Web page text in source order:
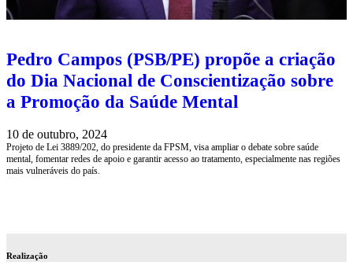
Pedro Campos (PSB/PE) propõe a criação
do Dia Nacional de Conscientização sobre
a Promoção da Saúde Mental
10 de outubro, 2024
Projeto de Lei 3889/202, do presidente da FPSM, visa ampliar o debate sobre saúde
mental, fomentar redes de apoio e garantir acesso ao tratamento, especialmente nas regiões
mais vulneráveis do país.
Realização